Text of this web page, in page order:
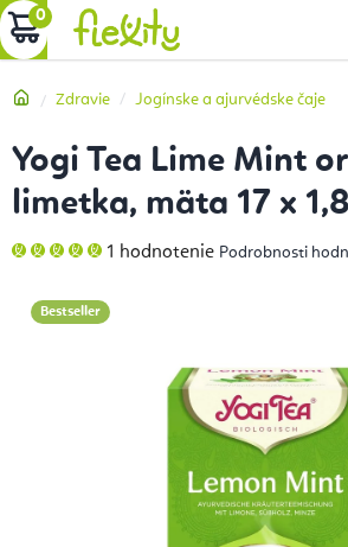
Prejsť
na
NÁKUPNÝ
Domov
Zdravie Jogínske a ajurvédske čaje
Yogi Tea Lime Mint
limetka, mäta 17 x
Priemerné
hodnotenie
5,0
z
1 hodnotenie Podrobnosti
Bestseller